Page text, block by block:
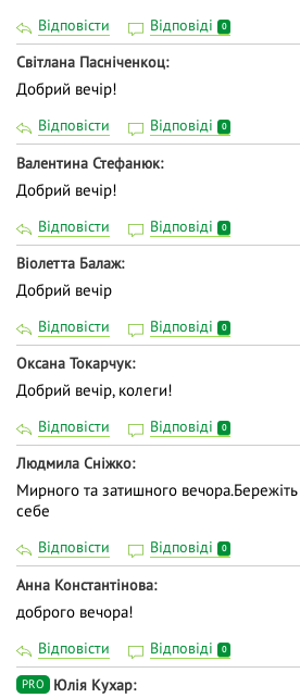
Відповісти Відповіді 0
Світлана Пасніченкоц
Добрий вечір!
Відповісти Відповіді 0
Валентина Стефанюк
Добрий вечір!
Відповісти Відповіді 0
Віолетта Балаж
Добрий вечір
Відповісти Відповіді 0
Оксана Токарчук
Добрий вечір, колеги!
Відповісти Відповіді 0
Людмила Сніжко
Мирного та затишного вечора.Бережіть
себе
Відповісти Відповіді 0
Анна Константінова
доброго вечора!
Відповісти Відповіді 0
PRO Юлія Кухар